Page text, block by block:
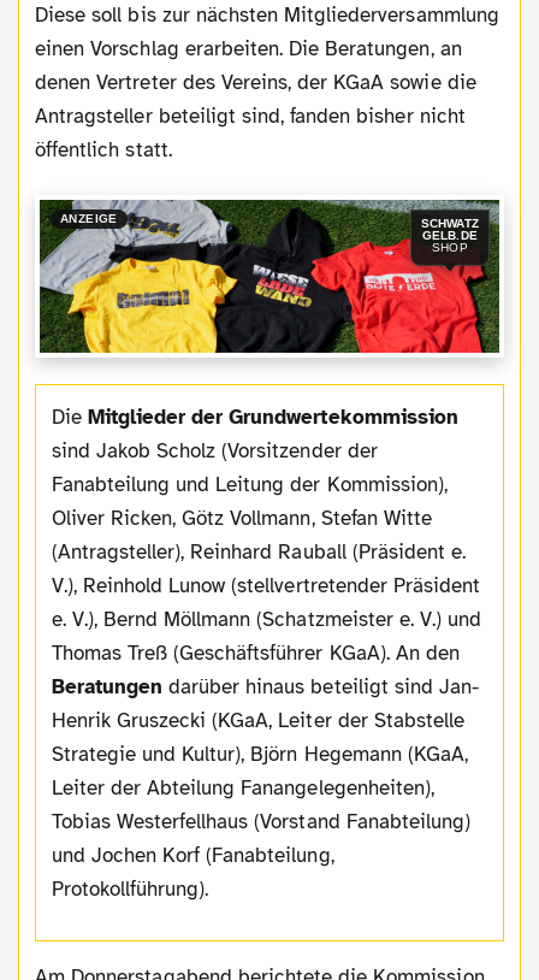
Diese soll bis zur nächsten Mitgliederversammlung
einen Vorschlag erarbeiten. Die Beratungen, an
denen Vertreter des Vereins, der KGaA sowie die
Antragsteller beteiligt sind, fanden bisher nicht
öffentlich statt.
ANZEIGE
SCHWATZ
GELB.DE
SHOP
Die Mitglieder der Grundwertekommission
sind Jakob Scholz (Vorsitzender der
Fanabteilung und Leitung der Kommission),
Oliver Ricken, Götz Vollmann, Stefan Witte
(Antragsteller), Reinhard Rauball (Präsident e.
V.), Reinhold Lunow (stellvertretender Präsident
e. V.), Bernd Möllmann (Schatzmeister e. V.) und
Thomas Treß (Geschäftsführer KGaA). An den
Beratungen darüber hinaus beteiligt sind Jan-
Henrik Gruszecki (KGaA, Leiter der Stabstelle
Strategie und Kultur), Björn Hegemann (KGaA,
Leiter der Abteilung Fanangelegenheiten),
Tobias Westerfellhaus (Vorstand Fanabteilung)
und Jochen Korf (Fanabteilung,
Protokollführung).